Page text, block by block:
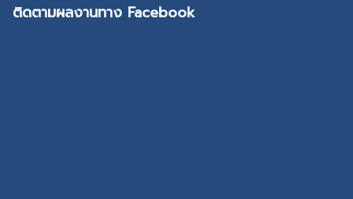
ติดตามผลงานทาง Facebook